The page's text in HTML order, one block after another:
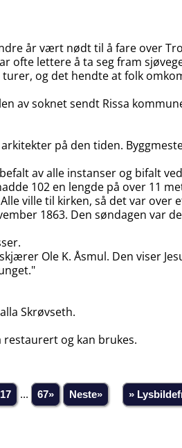
år vært nødt til å fare over
lettere å ta seg fram
og det hendte at folk
av soknet sendt Rissa
på den tiden.
av alle instanser og bifalt
102 en lengde på over 11
ville til kirken, så det var
1863. Den søndagen var
Ole K. Åsmul. Den viser
Skrøvseth.
restaurert og kan brukes.
17 ... 67» Neste» »